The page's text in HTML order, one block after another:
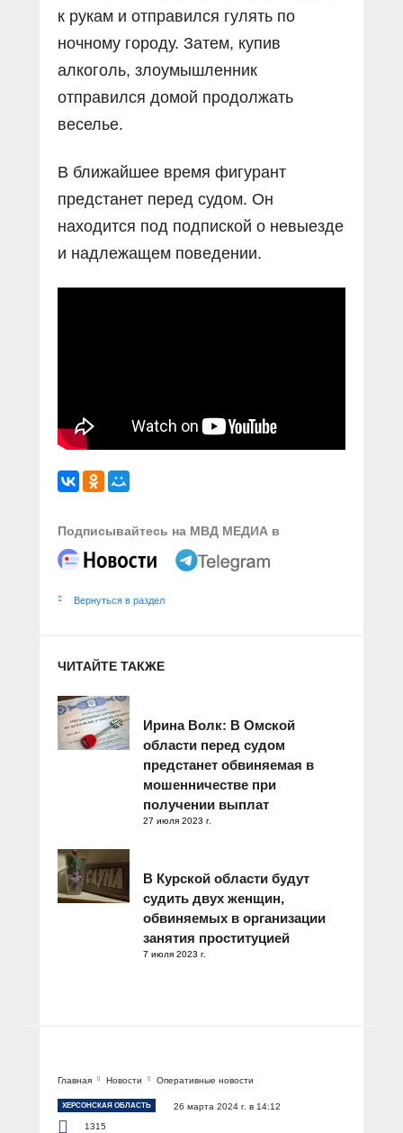
к рукам и отправился гулять по
ночному городу. Затем, купив
алкоголь, злоумышленник
отправился домой продолжать
веселье.
В ближайшее время фигурант
предстанет перед судом. Он
находится под подпиской о невыезде
и надлежащем поведении.
Подписывайтесь на МВД МЕДИА в
Вернуться в раздел
ЧИТАЙТЕ ТАКЖЕ
Ирина Волк: В Омской
области перед судом
предстанет обвиняемая в
мошенничестве при
получении выплат
27 июля 2023 г.
В Курской области будут
судить двух женщин,
обвиняемых в организации
занятия проституцией
7 июля 2023 г.
Главная Новости Оперативные новости
ХЕРСОНСКАЯ ОБЛАСТЬ
26 марта 2024 г. в 14:12
1315